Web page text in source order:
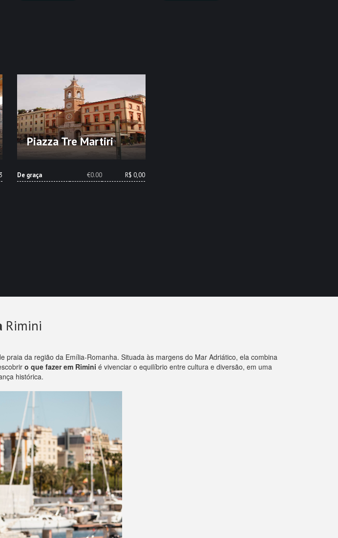
Piazza Tre Martiri
De graça €0.00 R$ 0,00
Rimini
da região da Emília-Romanha. Situada às margens do Mar Adriático, ela combina
o que fazer em Rimini é vivenciar o equilíbrio entre cultura e diversão, em uma
histórica.